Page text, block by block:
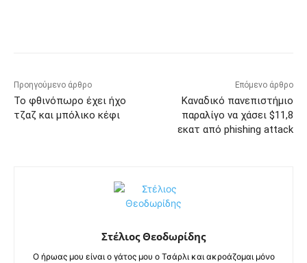
Προηγούμενο άρθρο
Το φθινόπωρο έχει ήχο
τζαζ και μπόλικο κέφι
Επόμενο άρθρο
Καναδικό πανεπιστήμιο
παραλίγο να χάσει $11,8
εκατ από phishing attack
Στέλιος Θεοδωρίδης
Ο ήρωας μου είναι ο γάτος μου ο Τσάρλι και ακροάζομαι μόνο